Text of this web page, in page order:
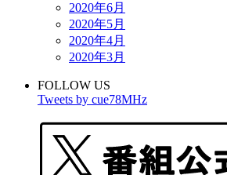
2020年6月
2020年5月
2020年4月
2020年3月
FOLLOW US
Tweets by cue78MHz